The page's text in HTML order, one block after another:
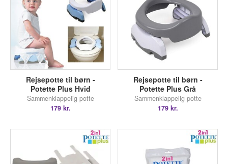
Rejsepotte til børn -
Potette Plus Hvid
Sammenklappelig potte
179 kr.
Rejsepotte til børn -
Potette Plus Grå
Sammenklappelig potte
179 kr.